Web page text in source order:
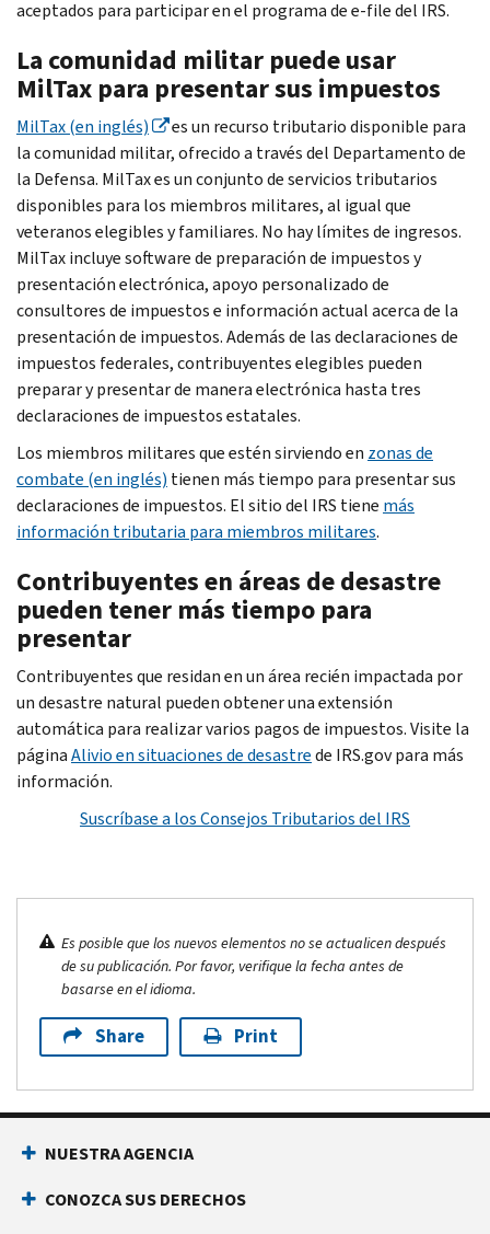
aceptados para participar en el programa de e-file del IRS.
La comunidad militar puede usar
MilTax para presentar sus impuestos
MilTax(en inglés)
es un recurso tributario disponible para
la comunidad militar, ofrecido a través del Departamento de
la Defensa. MilTaxes un conjunto de servicios tributarios
disponibles para los miembros militares, al igual que
veteranos elegibles y familiares. No hay límites de ingresos.
MilTax incluye software de preparación de impuestos y
presentación electrónica, apoyo personalizado de
consultores de impuestos e información actual acerca de la
presentación de impuestos. Además de las declaraciones de
impuestos federales, contribuyentes elegibles pueden
preparar y presentar de manera electrónica hasta tres
declaraciones de impuestos estatales.
Los miembros militares que estén sirviendo en zonas de
combate (en inglés) tienen más tiempo para presentar sus
declaraciones de impuestos. El sitio del IRS tiene más
información tributaria para miembros militares.
Contribuyentes en áreas de desastre
pueden tener más tiempo para
presentar
Contribuyentes que residan en un área recién impactada por
un desastre natural pueden obtener una extensión
automática para realizar varios pagos de impuestos. Visite la
páginaAlivio en situaciones de desastrede IRS.gov para más
información.
Suscríbase a los Consejos Tributarios del IRS
Es posible que los nuevos elementos no se actualicen después
de su publicación. Por favor, verifique la fecha antes de
basarse en el idioma.
Share Print
NUESTRA AGENCIA
CONOZCA SUS DERECHOS